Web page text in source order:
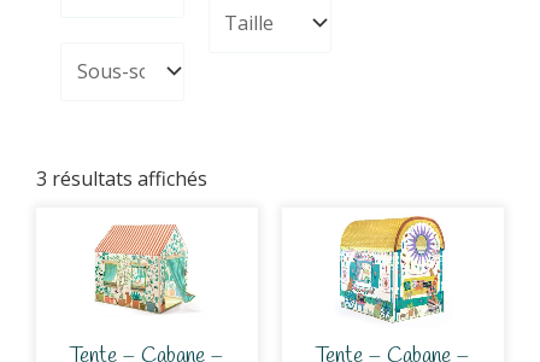
3 résultats affichés
Tente – Cabane –
Tente – Cabane –